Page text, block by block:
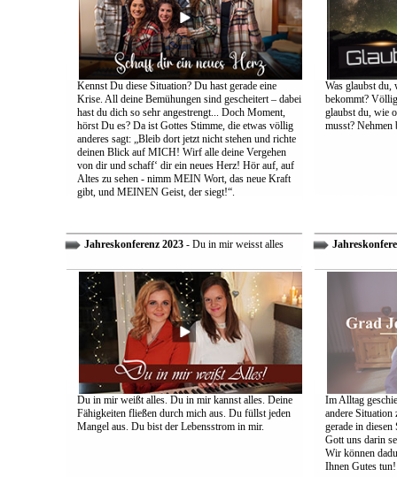
Kennst Du diese Situation? Du hast gerade eine
Krise. All deine Bemühungen sind gescheitert – dabei
hast du dich so sehr angestrengt... Doch Moment,
hörst Du es? Da ist Gottes Stimme, die etwas völlig
anderes sagt: „Bleib dort jetzt nicht stehen und richte
deinen Blick auf MICH! Wirf alle deine Vergehen
von dir und schaff‘ dir ein neues Herz! Hör auf, auf
Altes zu sehen - nimm MEIN Wort, das neue Kraft
gibt, und MEINEN Geist, der siegt!“.
Was glaubst du,
bekommt?
glaubst du, wie
musst? Nehmen
Jahreskonferenz 2023- Du in mir weisst alles
Du in mir weißt alles. Du in mir kannst alles. Deine
Fähigkeiten fließen durch mich aus. Du füllst jeden
Mangel aus. Du bist der Lebensstrom in mir.
Im Alltag
andere
gerade in
Gott uns darin
Wir können
Ihnen Gutes tun!